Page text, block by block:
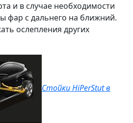
и в случае необходимости
фар с дальнего на ближний.
ослепления других
Стойки HiPerStut в